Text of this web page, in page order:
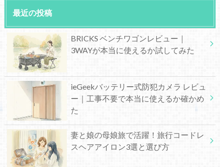
最近の投稿
BRICKS ベンチワゴンレビュー｜
3WAYが本当に使えるか試してみた
ieGeekバッテリー式防犯カメラ レビュ
ー｜工事不要で本当に使えるか確かめ
た
妻と娘の母娘旅で活躍！旅行コードレ
スヘアアイロン3選と選び方